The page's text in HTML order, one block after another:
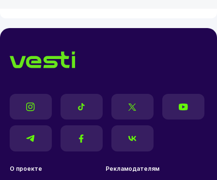
О проекте Рекламодателям